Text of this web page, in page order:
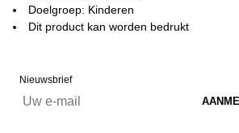
Doelgroep: Kinderen
Dit product kan worden bedrukt
Nieuwsbrief